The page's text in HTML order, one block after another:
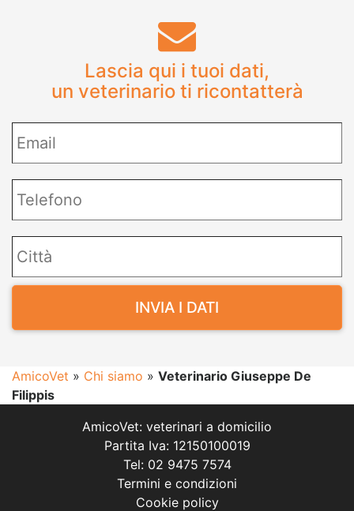
Lascia qui i tuoi dati,
un veterinario ti ricontatterà
AmicoVet » Chi siamo » Veterinario Giuseppe De
Filippis
AmicoVet: veterinari a domicilio
Partita Iva: 12150100019
Tel: 02 9475 7574
Termini e condizioni
Cookie policy